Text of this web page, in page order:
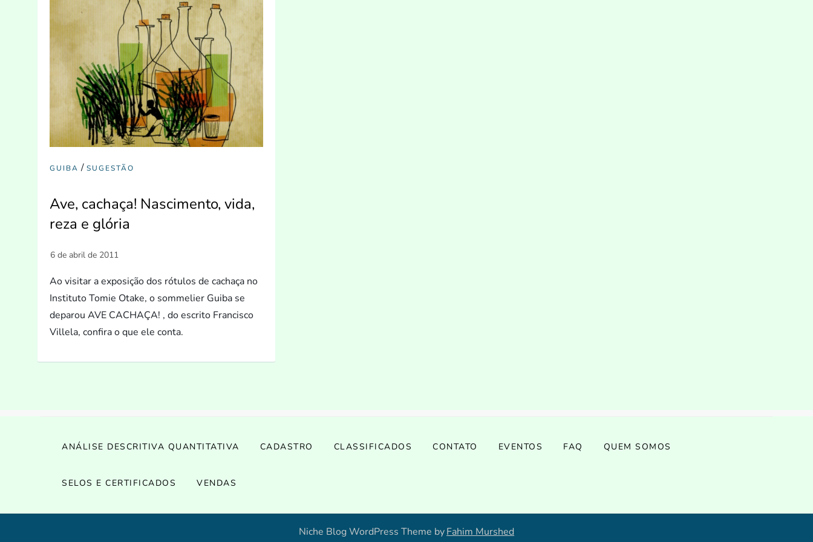
GUIBA /SUGESTÃO
Ave, cachaça! Nascimento, vida,
reza e glória
Ao visitar a exposição dos rótulos de cachaça no
Instituto Tomie Otake, o sommelier Guiba se
deparou AVE CACHAÇA! , do escrito Francisco
Villela, confira o que ele conta.
ANÁLISE DESCRITIVA QUANTITATIVA CADASTRO CLASSIFICADOS CONTATO EVENTOS FAQ QUEM SOMOS
SELOS E CERTIFICADOS VENDAS
Niche Blog WordPress Theme byFahim Murshed